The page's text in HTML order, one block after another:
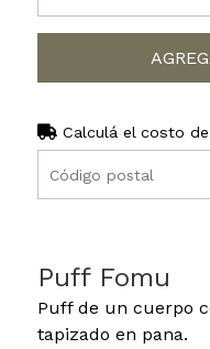
Calculá el costo
Puff Fomu
Puff de un cuerpo
tapizado en pana.